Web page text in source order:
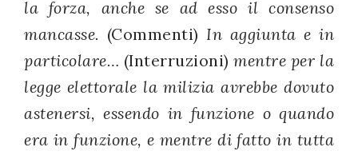
la forza, anche se ad esso il consenso
mancasse. (Commenti) In aggiunta e in
particolare… (Interruzioni)mentre per la
legge elettorale la milizia avrebbe dovuto
astenersi, essendo in funzione o quando
era in funzione, e mentre di fatto in tutta